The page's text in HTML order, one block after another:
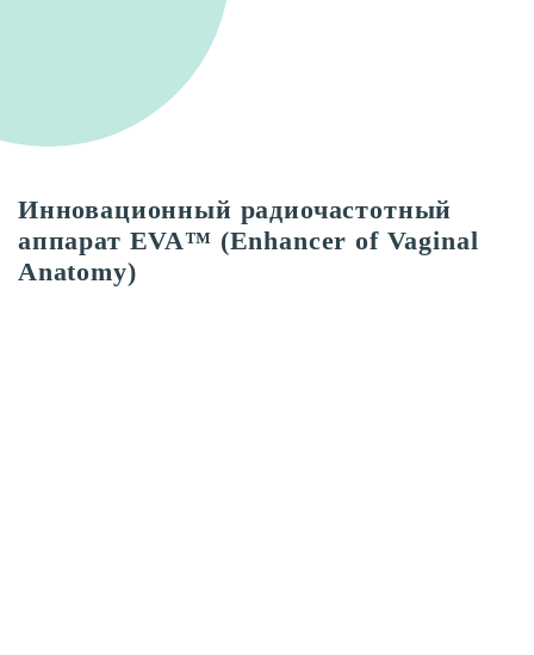
Инновационный радиочастотный
аппарат EVA™ (Enhancer of Vaginal
Anatomy)